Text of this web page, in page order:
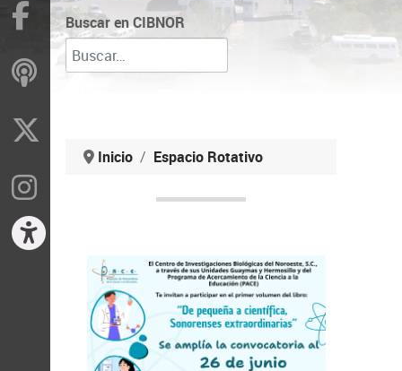
Buscar en CIBNOR
Inicio Espacio Rotativo
Facebook
ivoox
Instragram